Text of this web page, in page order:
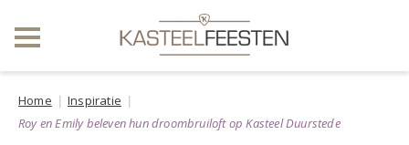
Home
Inspiratie
Roy en Emily beleven hun droombruiloft op Kasteel Duurstede